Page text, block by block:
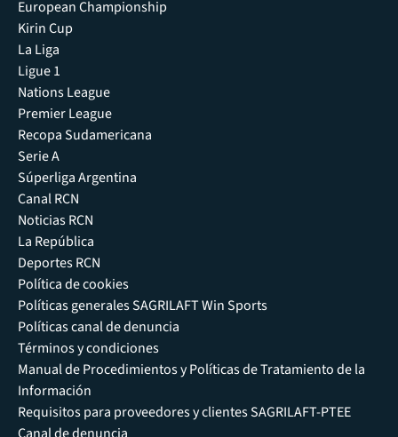
European Championship
Kirin Cup
La Liga
Ligue 1
Nations League
Premier League
Recopa Sudamericana
Serie A
Súperliga Argentina
Canal RCN
Noticias RCN
La República
Deportes RCN
Política de cookies
Políticas generales SAGRILAFT Win Sports
Políticas canal de denuncia
Términos y condiciones
Manual de Procedimientos y Políticas de Tratamiento de la
Información
Requisitos para proveedores y clientes SAGRILAFT-PTEE